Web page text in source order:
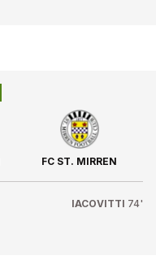
FC ST. MIRREN
IACOVITTI 74'